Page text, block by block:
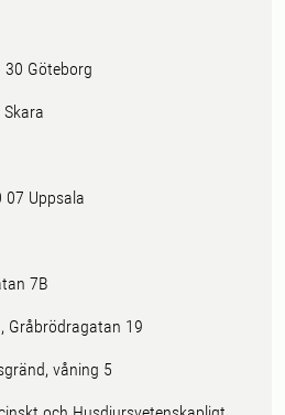
30 Göteborg
07 Uppsala
7B
Gråbrödragatan 19
våning 5